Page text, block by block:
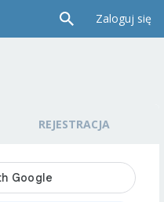
Zaloguj się
REJESTRACJA